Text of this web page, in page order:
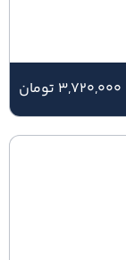
3,720,000 تومان